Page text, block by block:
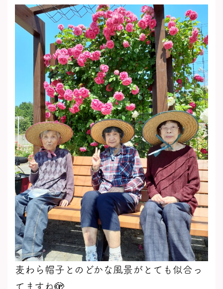
麦わら帽子とのどかな風景がとても似合っ
てますね🫣